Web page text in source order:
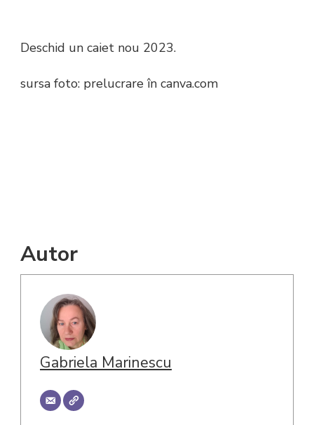
Deschid un caiet nou 2023.
sursa foto: prelucrare în canva.com
Autor
Gabriela Marinescu